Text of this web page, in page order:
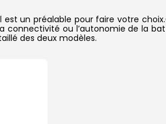
est un préalable pour faire votre
connectivité ou l’autonomie de la
des deux modèles.